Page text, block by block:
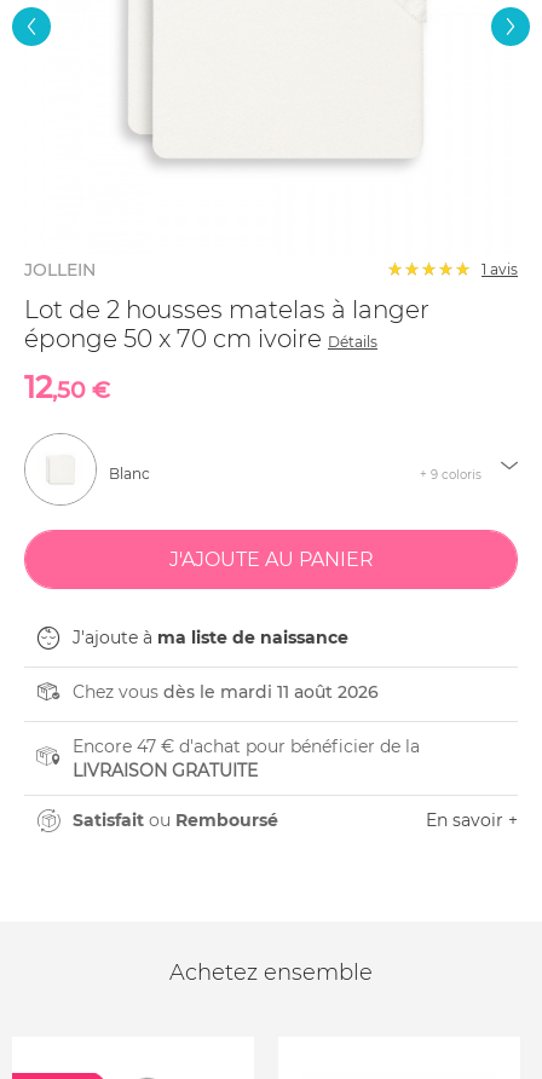
JOLLEIN 1 avis
Lot de 2 housses matelas à langer
éponge 50 x 70 cm ivoire Détails
12,50 €
Blanc + 9 coloris
J'ajoute à ma liste de naissance
Chez vous dès le mardi 11 août 2026
Encore 47 € d'achat pour bénéficier de la
LIVRAISON GRATUITE
Satisfait ou Remboursé En savoir +
Achetez ensemble